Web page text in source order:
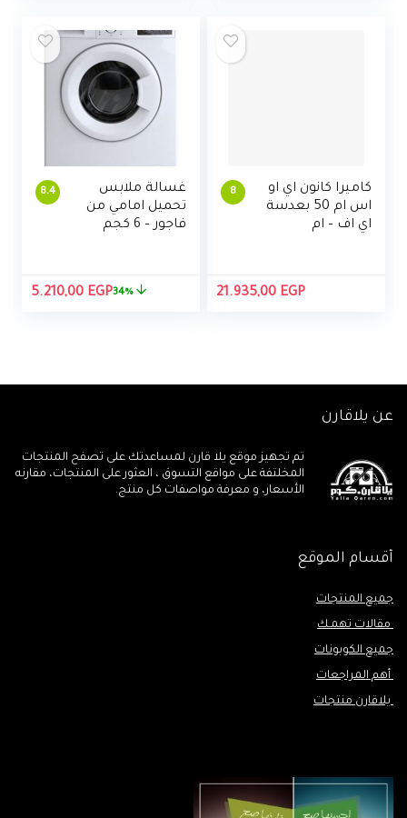
8
كاميرا كانون اي او
اس ام 50 بعدسة
اي اف – ام
21.935,00 EGP
8.4
غسالة ملابس
تحميل امامي من
فاجور – 6 كجم
السعر5.210,00 EGP 34%
عن يلاقارن
تم تجهيز موقع يلا قارن لمساعدتك على تصفح المنتجات
المخلتفة على مواقع التسوق ، العثور على المنتجات، مقارنه
الأسعار، و معرفة مواصفات كل منتج.
أقسام الموقع
جميع المنتجات
مقالات تهمـك
جميع الكوبونات
أهم المراجعات
يلاقارن منتجات